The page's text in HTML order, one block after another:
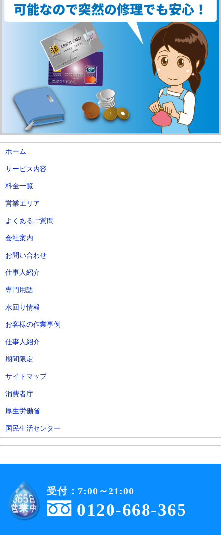
ホーム
サービス内容
料金一覧
営業エリア
よくあるご質問
会社案内
お問い合わせ
仕事人紹介
専門用語
水回り情報
お客様の作業事例
仕事人紹介
期間限定
サイトマップ
消費者庁
厚生労働省
国民生活センター
0120-668-365
受付：7:00～21:00